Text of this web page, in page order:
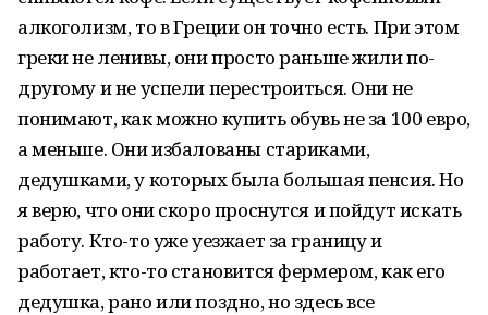
алкоголизм, то в Греции он точно есть. При этом
греки не ленивы, они просто раньше жили по-
другому и не успели перестроиться. Они не
понимают, как можно купить обувь не за 100 евро,
а меньше. Они избалованы стариками,
дедушками, у которых была большая пенсия. Но
я верю, что они скоро проснутся и пойдут искать
работу. Кто-то уже уезжает за границу и
работает, кто-то становится фермером, как его
дедушка, рано или поздно, но здесь все